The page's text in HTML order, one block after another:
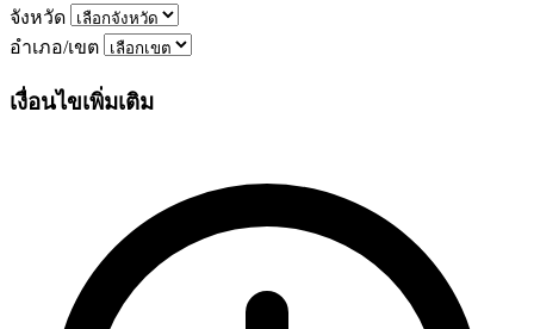
จังหวัด
อำเภอ/เขต
เงื่อนไขเพิ่มเติม